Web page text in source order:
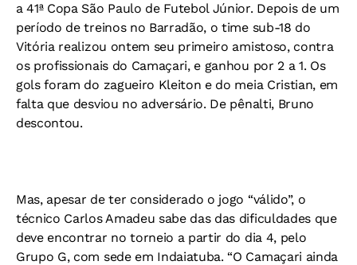
a 41ª Copa São Paulo de Futebol Júnior. Depois de um
período de treinos no Barradão, o time sub-18 do
Vitória realizou ontem seu primeiro amistoso, contra
os profissionais do Camaçari, e ganhou por 2 a 1. Os
gols foram do zagueiro Kleiton e do meia Cristian, em
falta que desviou no adversário. De pênalti, Bruno
descontou.
Mas, apesar de ter considerado o jogo “válido”, o
técnico Carlos Amadeu sabe das das dificuldades que
deve encontrar no torneio a partir do dia 4, pelo
Grupo G, com sede em Indaiatuba. “O Camaçari ainda